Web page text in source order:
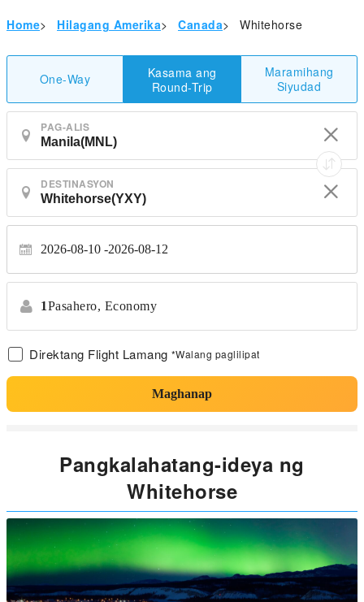
Home> Hilagang Amerika> Canada> Whitehorse
One-Way
Kasama ang
Round-Trip
Maramihang
Siyudad
PAG-ALIS
DESTINASYON
2026-08-10 2026-08-12
1Pasahero, Economy
Direktang Flight Lamang *Walang paglilipat
Maghanap
Pangkalahatang-ideya ng
Whitehorse